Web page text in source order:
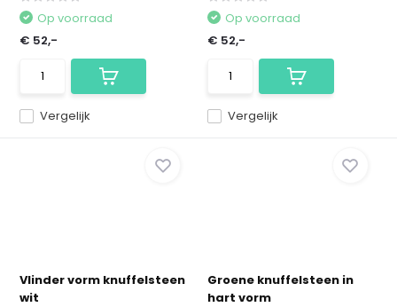
Vergelijk
Op voorraad
€ 52,-
Vergelijk
Op voorraad
€ 52,-
Vlinder vorm knuffelsteen
wit
Groene knuffelsteen in
hart vorm